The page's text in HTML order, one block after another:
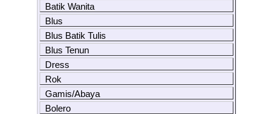
Batik Wanita
Blus
Blus Batik Tulis
Blus Tenun
Dress
Rok
Gamis/Abaya
Bolero